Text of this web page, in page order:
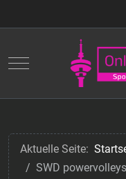
Mobile Menu Toggle
Aktuelle Seite:
SWD